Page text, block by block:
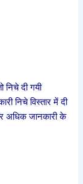
दी गयी
निचे विस्तार में दी
अधिक जानकारी के